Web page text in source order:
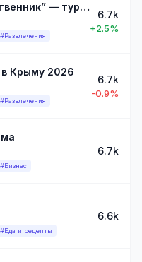
“Пражский путешественник” — туристическое агентство в Чехии
#Развлечения
6.7k
+2.5%
Крыму 2026
#Развлечения
6.7k
-0.9%
#Бизнес
6.7k
#Еда и рецепты
6.6k